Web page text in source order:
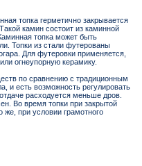
топка герметично закрывается
камин состоит из каминной
топка может быть
Топки из стали футерованы
Для футеровки применяется,
огнеупорную керамику.
по сравнению с традиционным
и есть возможность регулировать
расходуется меньше дров.
Во время топки при закрытой
же, при условии грамотного